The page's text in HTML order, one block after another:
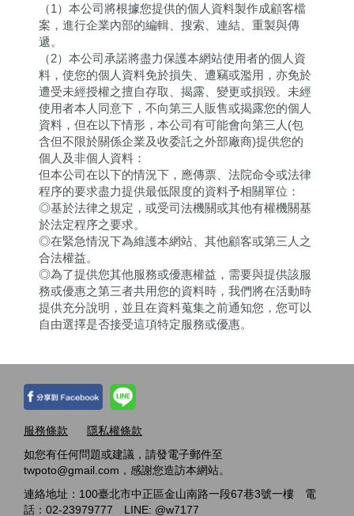
（1）本公司將根據您提供的個人資料製作成顧客檔
案，進行企業內部的編輯、搜索、連結、重製與傳
遞。
（2）本公司承諾將盡力保護本網站使用者的個人資
料，使您的個人資料免於損失、遭竊或濫用，亦免於
遭受未經授權之擅自存取、揭露、變更或損毀。未經
使用者本人同意下，不向第三人販售或揭露您的個人
資料，但在以下情形，本公司有可能會向第三人(包
含但不限於關係企業及收委託之外部廠商)提供您的
個人及非個人資料：
但本公司在以下的情況下，應傳票、法院命令或法律
程序的要求盡力提供最低限度的資料予相關單位：
◎基於法律之規定，或受司法機關或其他有權機關基
於法定程序之要求。
◎在緊急情況下為維護本網站、其他顧客或第三人之
合法權益。
◎為了提供您其他服務或優惠權益，需要與提供該服
務或優惠之第三者共用您的資料時，我們將在活動時
提供充分說明，並且在資料蒐集之前通知您，您可以
自由選擇是否接受這項特定服務或優惠。
服務條款
隱私權條款
如您有任何問題或建議，請發電子郵件至
twpoto@gmail.com，感謝您造訪本網站。
連絡地址：100臺北市中正區金山南路一段67巷3號一樓 電
話：02-23979777 LINE: @w7177